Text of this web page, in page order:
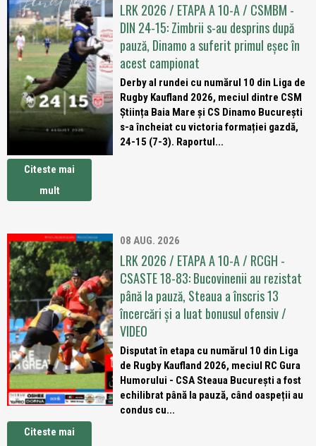
LRK 2026 / ETAPA A 10-A / CSMBM -
DIN 24-15: Zimbrii s-au desprins după
pauză, Dinamo a suferit primul eșec în
acest campionat
Derby al rundei cu numărul 10 din Liga de
Rugby Kaufland 2026, meciul dintre CSM
Știința Baia Mare și CS Dinamo București
s-a încheiat cu victoria formației gazdă,
24-15 (7-3). Raportul...
Citeste mai
mult
08 AUG. 2026
LRK 2026 / ETAPA A 10-A / RCGH -
CSASTE 18-83: Bucovinenii au rezistat
până la pauză, Steaua a înscris 13
încercări și a luat bonusul ofensiv /
VIDEO
Disputat în etapa cu numărul 10 din Liga
de Rugby Kaufland 2026, meciul RC Gura
Humorului - CSA Steaua București a fost
echilibrat până la pauză, când oaspeții au
condus cu...
Citeste mai